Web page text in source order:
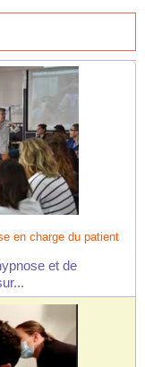
en charge du patient
et de